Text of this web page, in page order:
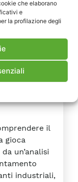
che elaborano
e
la profilazione degli
il
gioca
un’analisi
industriali,